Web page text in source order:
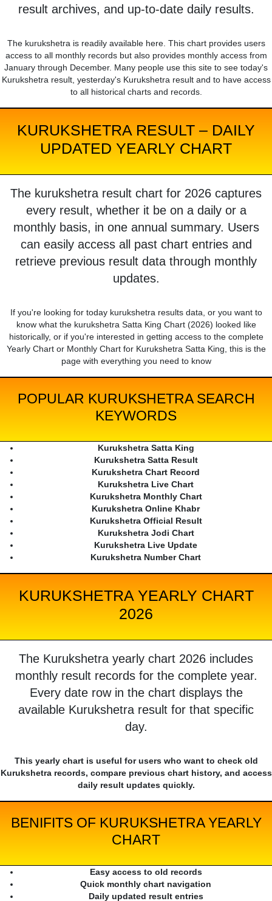
result archives, and up-to-date daily results.
The kurukshetra is readily available here. This chart provides users
access to all monthly records but also provides monthly access from
January through December. Many people use this site to see today's
Kurukshetra result, yesterday's Kurukshetra result and to have access
to all historical charts and records.
KURUKSHETRA RESULT – DAILY
UPDATED YEARLY CHART
The kurukshetra result chart for 2026 captures
every result, whether it be on a daily or a
monthly basis, in one annual summary. Users
can easily access all past chart entries and
retrieve previous result data through monthly
updates.
If you're looking for today kurukshetra results data, or you want to
know what the kurukshetra Satta King Chart (2026) looked like
historically, or if you're interested in getting access to the complete
Yearly Chart or Monthly Chart for Kurukshetra Satta King, this is the
page with everything you need to know
POPULAR KURUKSHETRA SEARCH
KEYWORDS
Kurukshetra Satta King
Kurukshetra Satta Result
Kurukshetra Chart Record
Kurukshetra Live Chart
Kurukshetra Monthly Chart
Kurukshetra Online Khabr
Kurukshetra Official Result
Kurukshetra Jodi Chart
Kurukshetra Live Update
Kurukshetra Number Chart
KURUKSHETRA YEARLY CHART
2026
The Kurukshetra yearly chart 2026 includes
monthly result records for the complete year.
Every date row in the chart displays the
available Kurukshetra result for that specific
day.
This yearly chart is useful for users who want to check old
Kurukshetra records, compare previous chart history, and access
daily result updates quickly.
BENIFITS OF KURUKSHETRA YEARLY
CHART
Easy access to old records
Quick monthly chart navigation
Daily updated result entries